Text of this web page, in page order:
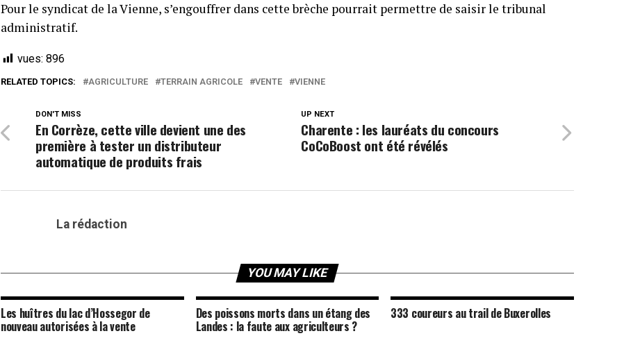
Pour le syndicat de la Vienne, s’engouffrer dans cette brèche pourrait permettre de saisir le tribunal
administratif.
vues: 896
RELATED TOPICS: AGRICULTURE TERRAIN AGRICOLE VENTE VIENNE
UP NEXT
Charente : les lauréats du concours
CoCoBoost ont été révélés
DON'T MISS
En Corrèze, cette ville devient une des
première à tester un distributeur
automatique de produits frais
La rédaction
YOU MAY LIKE
Les huîtres du lac d’Hossegor de
nouveau autorisées à la vente
Des poissons morts dans un étang des
Landes : la faute aux agriculteurs ?
333 coureurs au trail de Buxerolles